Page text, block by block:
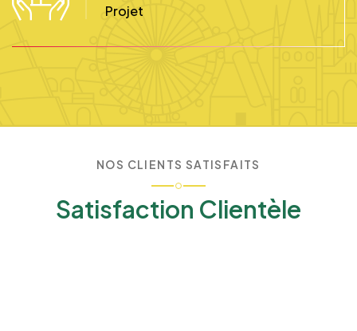
Projet
NOS CLIENTS SATISFAITS
Satisfaction Clientèle